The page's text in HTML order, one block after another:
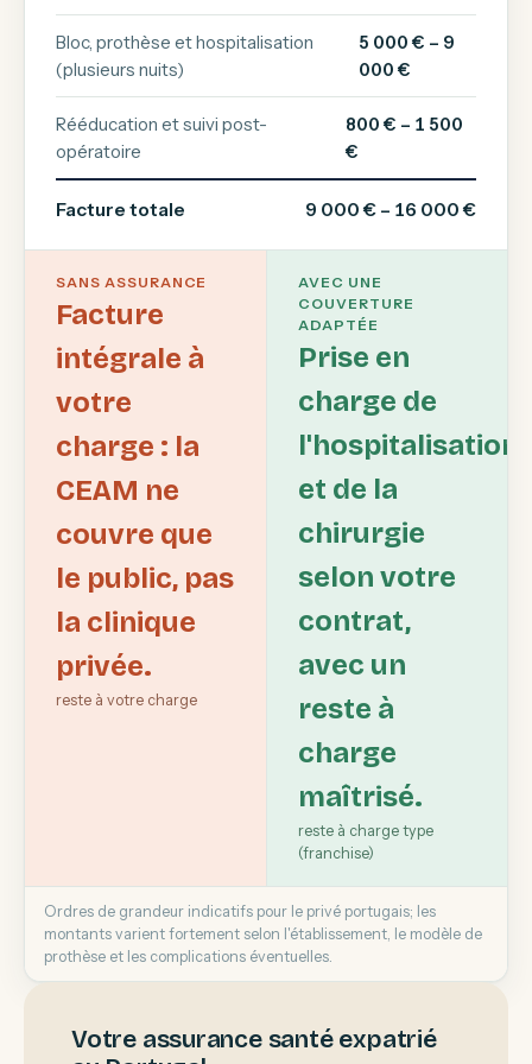
Bloc, prothèse et hospitalisation
(plusieurs nuits)
5 000 € – 9
000 €
Rééducation et suivi post-
opératoire
800 € – 1 500
€
Facture totale 9 000 € – 16 000 €
SANS ASSURANCE
Facture
intégrale à
votre
charge : la
CEAM ne
couvre que
le public, pas
la clinique
privée.
reste à votre charge
AVEC UNE
COUVERTURE
ADAPTÉE
Prise en
charge de
l'hospitalisation
et de la
chirurgie
selon votre
contrat,
avec un
reste à
charge
maîtrisé.
reste à charge type
(franchise)
Ordres de grandeur indicatifs pour le privé portugais; les
montants varient fortement selon l'établissement, le modèle de
prothèse et les complications éventuelles.
Votre assurance santé expatrié